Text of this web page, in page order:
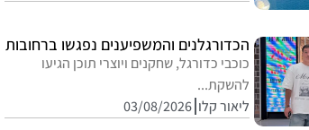
הכדורגלנים והמשפיענים נפגשו ברחובות
כוכבי כדורגל, שחקנים ויוצרי תוכן הגיעו
להשקת...
ליאור קלו 03/08/2026